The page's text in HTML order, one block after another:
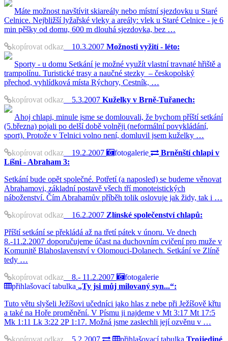
Máte možnost navštívit skiareály nebo místní sjezdovku u Staré
Celnice. Nejbližší lyžařské vleky a areály: vlek u Staré Celnice - je 6
min pěšky od domu, 600 m dlouhá sjezdovka, bez …
kopírovat odkaz 10.3.2007 Možnosti vyžití - léto:
Sporty - u domu Setkání je možné využít vlastní travnaté hřiště a
trampolínu. Turistické trasy a naučné stezky – českopolský
přechod, vyhlídková místa Rýchory, Cestník, …
kopírovat odkaz 5.3.2007 Kuželky v Brně-Tuřanech:
Ahoj chlapi, minule jsme se domlouvali, že bychom příští setkání
(5.března) pojali po delší době volněji (neformální povykládání,
sport). Protože v Telnici volno není, domluvil jsem kuželky …
kopírovat odkaz 19.2.2007 fotogalerie
Brněnští chlapi v
Líšni - Abraham 3:
Setkání bude opět společné. Potřetí (a naposled) se budeme věnovat
Abrahamovi, základní postavě všech tří monoteistických
náboženství. Čím Abrahamův příběh tolik oslovuje jak židy, tak i …
kopírovat odkaz 16.2.2007 Zlínské společenství chlapů:
Příští setkání se překládá až na třetí pátek v únoru. Ve dnech
8.-11.2.2007 doporučujeme účast na duchovním cvičení pro muže v
Komunitě Blahoslavenství v Olomouci-Dolanech. Setkání ve Zlíně
tedy …
kopírovat odkaz 8.- 11.2.2007
fotogalerie
přihlašovací tabulka „Ty jsi můj milovaný syn...“:
Tuto větu slyšeli Ježíšovi učedníci jako hlas z nebe při Ježíšově křtu
a také na Hoře proměnění. V Písmu ji najdeme v Mt 3:17 Mt 17:5
Mk 1:11 Lk 3:22 2P 1:17. Možná jsme zaslechli její ozvěnu v …
kopírovat odkaz 5.2.2007 přihlašovací tabulka Trojjediné